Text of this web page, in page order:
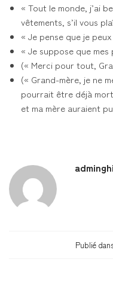
« Tout le monde, j’ai
vêtements, s’il vous
« Je pense que je
« Je suppose que
(« Merci pour tout,
(« Grand-mère, je ne
pourrait être déjà
et ma mère auraient
Publié